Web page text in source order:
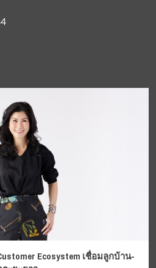
Ecosystem เชื่อมลูกบ้าน-